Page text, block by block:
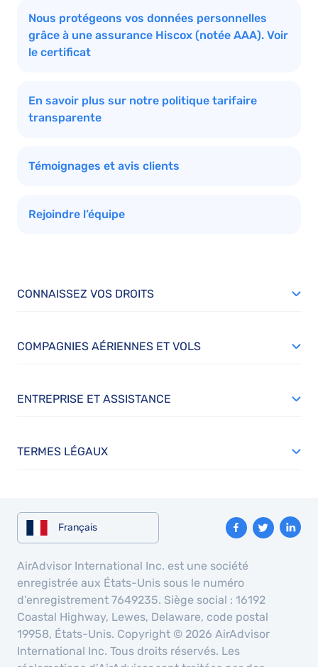
Nous protégeons vos données personnelles
grâce à une assurance Hiscox (notée AAA). Voir
le certificat
En savoir plus sur notre politique tarifaire
transparente
Témoignages et avis clients
Rejoindre l’équipe
CONNAISSEZ VOS DROITS
COMPAGNIES AÉRIENNES ET VOLS
ENTREPRISE ET ASSISTANCE
TERMES LÉGAUX
Français
AirAdvisor International Inc. est une société
enregistrée aux États-Unis sous le numéro
d’enregistrement 7649235. Siège social : 16192
Coastal Highway, Lewes, Delaware, code postal
19958, États-Unis. Copyright © 2026 AirAdvisor
International Inc. Tous droits réservés. Les